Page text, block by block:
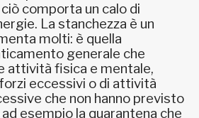
comporta un calo di
La stanchezza è un
molti: è quella
generale che
attività fisica e mentale,
eccessivi o di attività
che non hanno previsto
esempio la quarantena che